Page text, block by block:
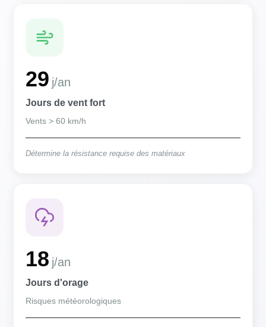
29 j/an
Jours de vent fort
Vents > 60 km/h
Détermine la résistance requise des matériaux
18 j/an
Jours d'orage
Risques météorologiques